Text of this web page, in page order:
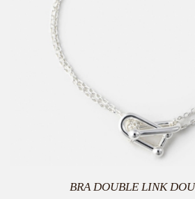
BRA DOUBLE LINK